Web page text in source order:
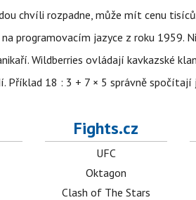
chvíli rozpadne, může mít cenu
programovacím jazyce z roku 1959.
Wildberries ovládají kavkazské
Příklad 18 : 3 + 7 × 5 správně
Fights.cz
UFC
Oktagon
Clash of The Stars